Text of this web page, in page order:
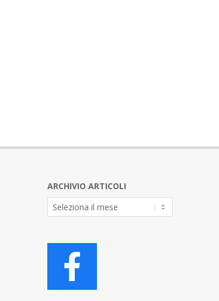
ARCHIVIO ARTICOLI
Archivio
Articoli